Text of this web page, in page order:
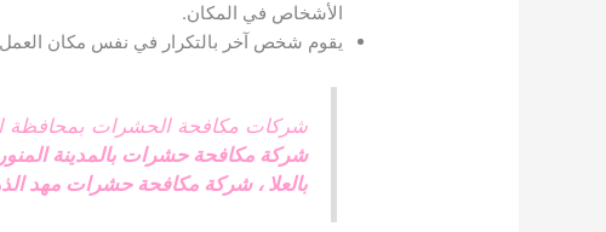
الأشخاص في المكان.
يقوم شخص آخر بالتكرار في نفس مكان
شركات مكافحة الحشرات بمحافظة
شركة مكافحة حشرات بالمدينة
بالعلا ،شركة مكافحة حشرات مهد